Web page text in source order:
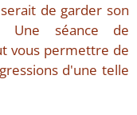
de garder son
Une séance de
vous permettre de
d'une telle